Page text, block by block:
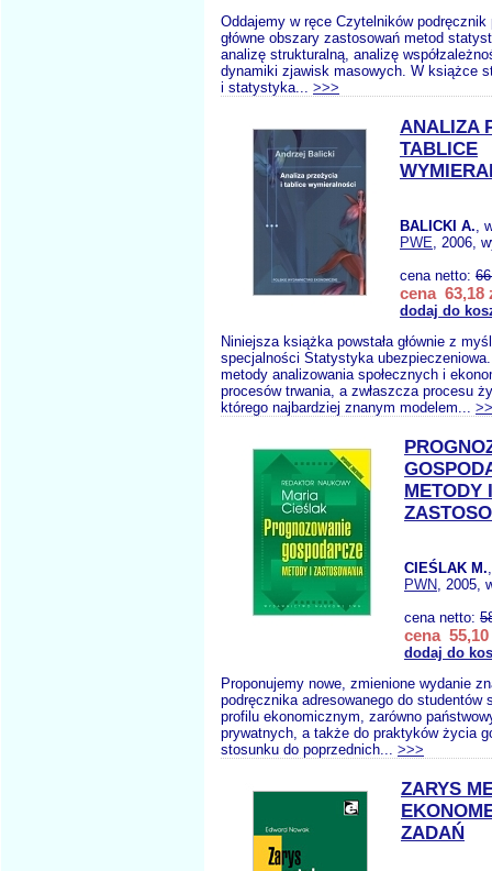
Oddajemy w ręce Czytelników podręcznik
główne obszary zastosowań metod
analizę strukturalną, analizę
dynamiki zjawisk masowych. W książce
i statystyka... >>>
ANALIZA
TABLICE
BALICKI A.,
PWE, 2006,
cena netto:
cena 63,18
dodaj do
Niniejsza książka powstała głównie z
specjalności Statystyka
metody analizowania społecznych i
procesów trwania, a zwłaszcza procesu
którego najbardziej znanym modelem...
METODY I
CIEŚLAK M.
PWN, 2005,
cena netto:
cena 55,10
dodaj do
Proponujemy nowe, zmienione wydanie
podręcznika adresowanego do studentów
profilu ekonomicznym, zarówno
prywatnych, a także do praktyków życia
stosunku do poprzednich... >>>
ZARYS
ZADAŃ